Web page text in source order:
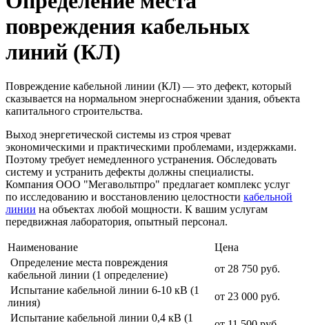
повреждения кабельных
линий (КЛ)
Повреждение кабельной линии (КЛ) — это дефект, который
сказывается на нормальном энергоснабжении здания, объекта
капитального строительства.
Выход энергетической системы из строя чреват
экономическими и практическими проблемами, издержками.
Поэтому требует немедленного устранения. Обследовать
систему и устранить дефекты должны специалисты.
Компания ООО "Мегавольтпро" предлагает комплекс услуг
по исследованию и восстановлению целостности кабельной
линии на объектах любой мощности. К вашим услугам
передвижная лаборатория, опытный персонал.
Наименование
Цена
Определение места повреждения
кабельной линии (1 определение)
от 28 750 руб.
Испытание кабельной линии 6-10 кВ (1
линия)
от 23 000 руб.
Испытание кабельной линии 0,4 кВ (1